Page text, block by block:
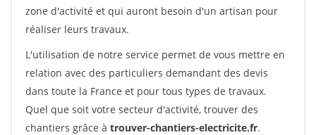
zone d'activité et qui auront besoin d'un artisan pour
réaliser leurs travaux.
L'utilisation de notre service permet de vous mettre en
relation avec des particuliers demandant des devis
dans toute la France et pour tous types de travaux.
Quel que soit votre secteur d'activité, trouver des
chantiers grâce à trouver-chantiers-electricite.fr.